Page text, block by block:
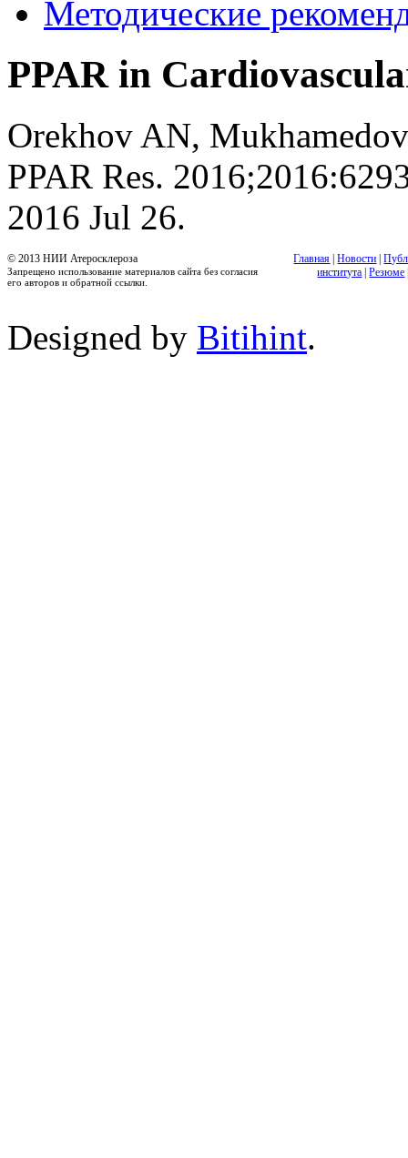
Методические
PPAR in
Orekhov AN,
PPAR Res.
2016 Jul 26.
© 2013 НИИ Атеросклероза
Запрещено использование материалов сайта без согласия
его авторов и обратной ссылки.
Главная |Новости |
института |Резюме
Designed by Bitihint.